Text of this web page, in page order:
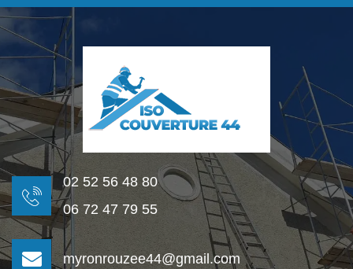
02 52 56 48 80
06 72 47 79 55
myronrouzee44@gmail.com